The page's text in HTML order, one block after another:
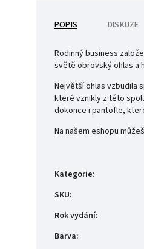
POPIS DISKUZE
Rodinný business
světě obrovský ohlas a
Největší ohlas vzbudila
které vznikly z této
dokonce i pantofle,
Na našem eshopu
Kategorie:
SKU:
Rok vydání:
Barva: